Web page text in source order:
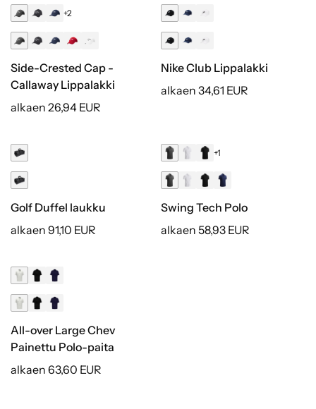
+2
Side-Crested Cap -
Callaway Lippalakki
alkaen 26,94 EUR
Nike Club Lippalakki
alkaen 34,61 EUR
Golf Duffel laukku
alkaen 91,10 EUR
+1
Swing Tech Polo
alkaen 58,93 EUR
All-over Large Chev
Painettu Polo-paita
alkaen 63,60 EUR